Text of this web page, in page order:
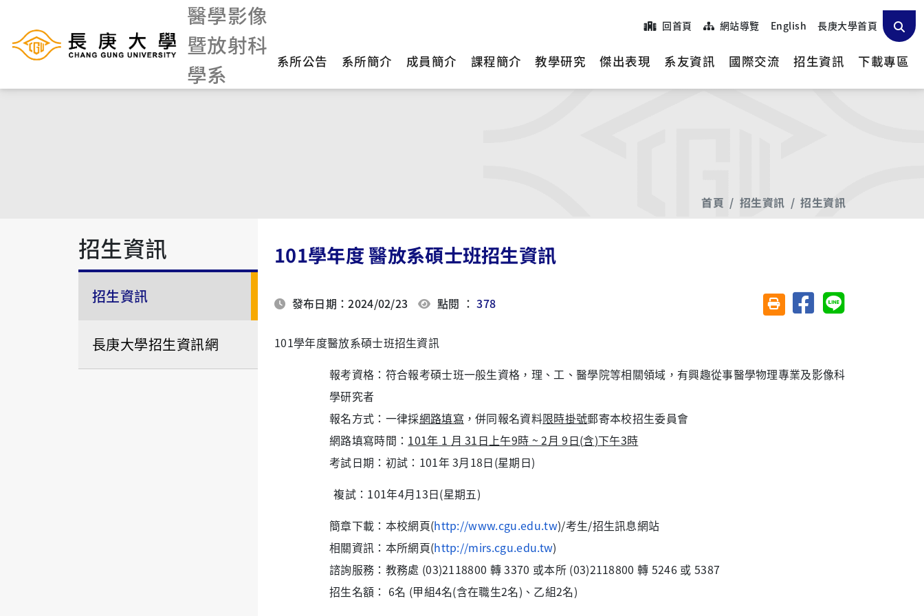
醫學影像
暨放射科
學系
回首頁 網站導覽 English 長庚大學首頁
系所公告 系所簡介 成員簡介 課程簡介 教學研究 傑出表現 系友資訊 國際交流 招生資訊 下載專區
首頁 招生資訊 招生資訊
招生資訊
招生資訊
長庚大學招生資訊網
101學年度 醫放系碩士班招生資訊
發布日期：2024/02/23 點閱 ：378 友善列印(另開視窗)
分享至臉書分享至 Line
101學年度醫放系碩士班招生資訊
報考資格：符合報考碩士班一般生資格，理、工、醫學院等相關領域，有興趣從事醫學物理專業及影像科
學研究者
報名方式：一律採網路填寫 ，併同報名資料限時掛號郵寄本校招生委員會
網路填寫時間： 101年 1 月 31日上午9時 ~ 2月 9日(含)下午3時
考試日期：初試：101年 3月18日(星期日)
複試：101年4月13日(星期五)
簡章下載：本校網頁(http://www.cgu.edu.tw)/考生/招生訊息網站
相關資訊：本所網頁(http://mirs.cgu.edu.tw)
諮詢服務：教務處 (03)2118800 轉 3370 或本所 (03)2118800 轉 5246 或 5387
招生名額： 6名 (甲組4名(含在職生2名)、乙組2名)